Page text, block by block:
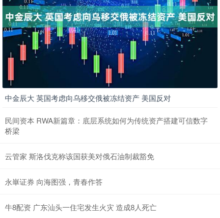
中金辰大 英国考虑向乌移交俄被冻结资产 美国反对
民间资本 RWA新篇章：底层系统如何为传统资产搭建可信数字
桥梁
云管家 斯洛伐克称该国获美对俄石油制裁豁免
永崋证券 向海图强，青春作答
牛8配资 广东汕头一住宅发生火灾 造成8人死亡